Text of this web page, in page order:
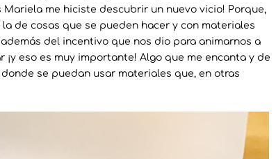
Mariela me hiciste descubrir un nuevo vicio! Porque,
de cosas que se pueden hacer y con materiales
del incentivo que nos dio para animarnos a
eso es muy importante! Algo que me encanta y de
se puedan usar materiales que, en otras